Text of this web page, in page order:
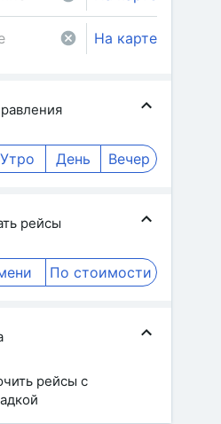
На карте
Утро День Вечер
рейсы
По стоимости
рейсы с